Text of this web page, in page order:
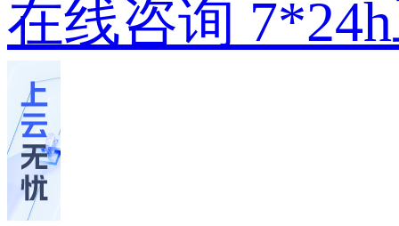
在线咨询